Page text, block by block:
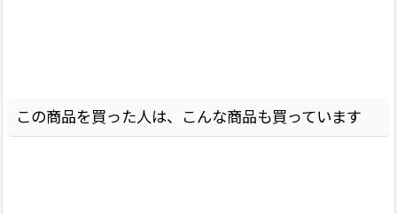
この商品を買った人は、こんな商品も買っています